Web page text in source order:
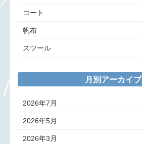
コート
帆布
スツール
月別アーカイブ
2026年7月
2026年5月
2026年3月